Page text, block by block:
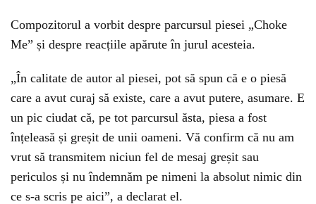
Compozitorul a vorbit despre parcursul piesei „Choke
Me” și despre reacțiile apărute în jurul acesteia.
„În calitate de autor al piesei, pot să spun că e o piesă
care a avut curaj să existe, care a avut putere, asumare. E
un pic ciudat că, pe tot parcursul ăsta, piesa a fost
înțeleasă și greșit de unii oameni. Vă confirm că nu am
vrut să transmitem niciun fel de mesaj greșit sau
periculos și nu îndemnăm pe nimeni la absolut nimic din
ce s-a scris pe aici”, a declarat el.